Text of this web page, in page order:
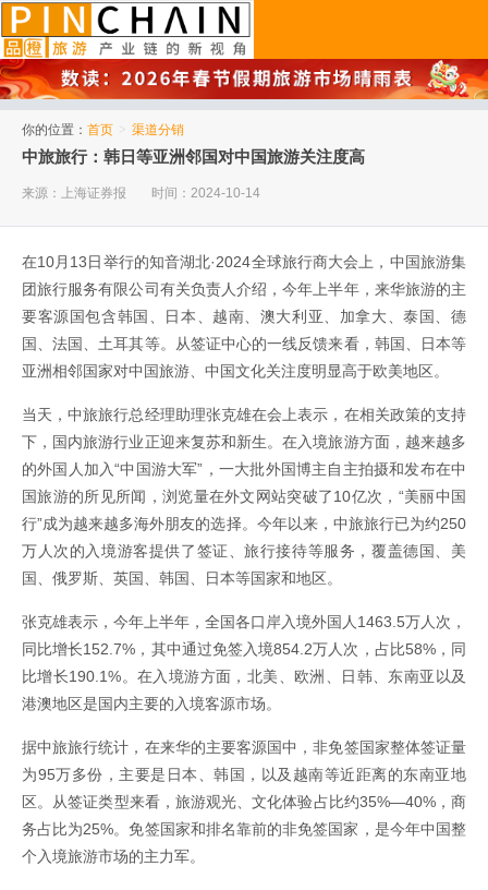
你的位置： 首页 > 渠道分销
中旅旅行：韩日等亚洲邻国对中国旅游关注度高
来源：上海证券报 时间：2024-10-14
在10月13日举行的知音湖北·2024全球旅行商大会上，中国旅游集
团旅行服务有限公司有关负责人介绍，今年上半年，来华旅游的主
要客源国包含韩国、日本、越南、澳大利亚、加拿大、泰国、德
国、法国、土耳其等。从签证中心的一线反馈来看，韩国、日本等
亚洲相邻国家对中国旅游、中国文化关注度明显高于欧美地区。
当天，中旅旅行总经理助理张克雄在会上表示，在相关政策的支持
下，国内旅游行业正迎来复苏和新生。在入境旅游方面，越来越多
的外国人加入“中国游大军”，一大批外国博主自主拍摄和发布在中
国旅游的所见所闻，浏览量在外文网站突破了10亿次，“美丽中国
行”成为越来越多海外朋友的选择。今年以来，中旅旅行已为约250
万人次的入境游客提供了签证、旅行接待等服务，覆盖德国、美
国、俄罗斯、英国、韩国、日本等国家和地区。
张克雄表示，今年上半年，全国各口岸入境外国人1463.5万人次，
同比增长152.7%，其中通过免签入境854.2万人次，占比58%，同
比增长190.1%。在入境游方面，北美、欧洲、日韩、东南亚以及
港澳地区是国内主要的入境客源市场。
据中旅旅行统计，在来华的主要客源国中，非免签国家整体签证量
为95万多份，主要是日本、韩国，以及越南等近距离的东南亚地
区。从签证类型来看，旅游观光、文化体验占比约35%—40%，商
务占比为25%。免签国家和排名靠前的非免签国家，是今年中国整
个入境旅游市场的主力军。